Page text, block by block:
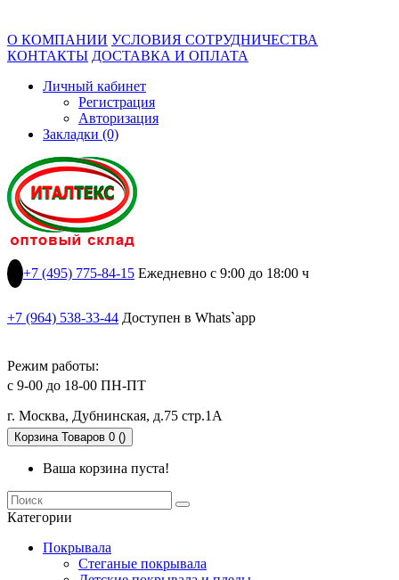
О КОМПАНИИ УСЛОВИЯ СОТРУДНИЧЕСТВА
КОНТАКТЫ ДОСТАВКА И ОПЛАТА
Личный кабинет
Регистрация
Авторизация
Закладки (0)
+7 (495) 775-84-15 Ежедневно с 9:00 до 18:00 ч
+7 (964) 538-33-44 Доступен в Whats`app
Режим работы:
с 9-00 до 18-00 ПН-ПТ
г. Москва, Дубнинская, д.75 стр.1А
Корзина Товаров 0 ()
Ваша корзина пуста!
Категории
Покрывала
Стеганые покрывала